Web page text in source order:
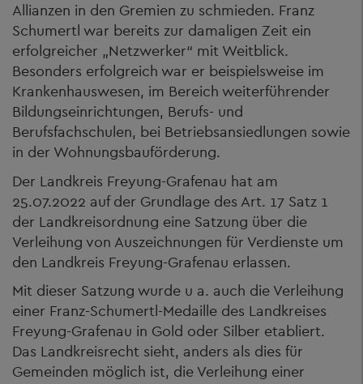
Allianzen in den Gremien zu schmieden. Franz
Schumertl war bereits zur damaligen Zeit ein
erfolgreicher „Netzwerker“ mit Weitblick.
Besonders erfolgreich war er beispielsweise im
Krankenhauswesen, im Bereich weiterführender
Bildungseinrichtungen, Berufs- und
Berufsfachschulen, bei Betriebsansiedlungen sowie
in der Wohnungsbauförderung.
Der Landkreis Freyung-Grafenau hat am
25.07.2022 auf der Grundlage des Art. 17 Satz 1
der Landkreisordnung eine Satzung über die
Verleihung von Auszeichnungen für Verdienste um
den Landkreis Freyung-Grafenau erlassen.
Mit dieser Satzung wurde u a. auch die Verleihung
einer Franz-Schumertl-Medaille des Landkreises
Freyung-Grafenau in Gold oder Silber etabliert.
Das Landkreisrecht sieht, anders als dies für
Gemeinden möglich ist, die Verleihung einer